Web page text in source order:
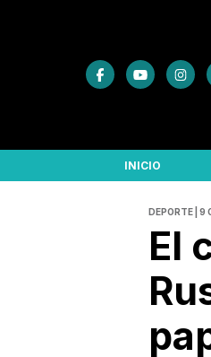
INICIO
DEPORTE | 9
El